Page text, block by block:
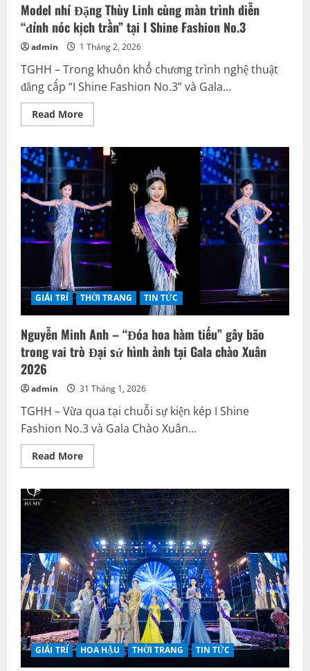
Model nhí Đặng Thùy Linh cùng màn trình diễn
“đỉnh nóc kịch trần” tại I Shine Fashion No.3
admin 1 Tháng 2, 2026
TGHH – Trong khuôn khổ chương trình nghệ thuật
đẳng cấp “I Shine Fashion No.3” và Gala...
Read MoreRead
more
nhí
Đặng
Thùy
Linh
cùng
màn
trình
diễn
“đỉnh
nóc
trần”
tại
Shine
Fashion
No.3
GIẢI TRÍ THỜI TRANG TIN TỨC
Nguyễn Minh Anh – “Đóa hoa hàm tiếu” gây bão
trong vai trò Đại sứ hình ảnh tại Gala chào Xuân
2026
admin 31 Tháng 1, 2026
TGHH – Vừa qua tại chuỗi sự kiện kép I Shine
Fashion No.3 và Gala Chào Xuân...
Read MoreRead
more
Minh
Anh
“Đóa
hoa
hàm
tiếu”
gây
bão
trong
vai
trò
Đại
sứ
hình
ảnh
tại
Gala
chào
GIẢI TRÍ HOA HẬU THỜI TRANG TIN TỨC